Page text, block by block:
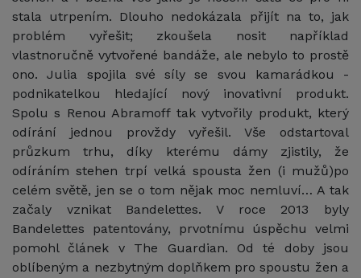
stala utrpením. Dlouho nedokázala přijít na to, jak
problém vyřešit; zkoušela nosit například
vlastnoručně vytvořené bandáže, ale nebylo to prostě
ono. Julia spojila své síly se svou kamarádkou -
podnikatelkou hledající nový inovativní produkt.
Spolu s Renou Abramoff tak vytvořily produkt, který
odírání jednou provždy vyřešil. Vše odstartoval
průzkum trhu, díky kterému dámy zjistily, že
odíráním stehen trpí velká spousta žen (i mužů)po
celém světě, jen se o tom nějak moc nemluví… A tak
začaly vznikat Bandelettes. V roce 2013 byly
Bandelettes patentovány, prvotnímu úspěchu velmi
pomohl článek v The Guardian. Od té doby jsou
oblíbeným a nezbytným doplňkem pro spoustu žen a